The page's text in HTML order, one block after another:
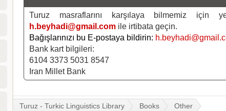
Turuz masraflarını karşılaya bilmemiz için
h.beyhadi@gmail.com ile irtibata geçin.
Bağışlarınızı bu E-postaya bildirin:
Bank kart bilgileri:
6104 3373 5031 8547
Iran Millet Bank
Turuz - Turkic Linguistics Library Books Other